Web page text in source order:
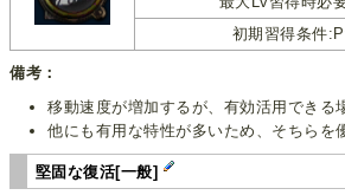
初期習得条件
備考：
移動速度が増加するが、有効活用できる
他にも有用な特性が多いため、そちらを
堅固な復活[一般]